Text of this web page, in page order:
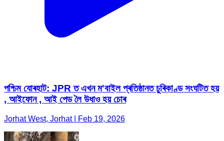
পশ্চিম যোৰহাট: JPR ত এখন ম'বাইল প্ৰতিষ্ঠানত চুৰিকাণ্ড সংঘটিত হয়
, আইফোন , আই পেড লৈ উধাও হয় চোৰ
Jorhat West, Jorhat | Feb 19, 2026